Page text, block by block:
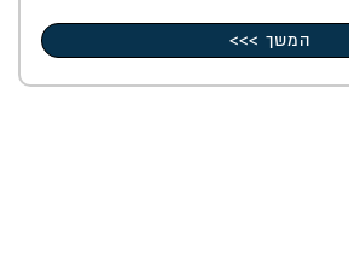
המשך >>>